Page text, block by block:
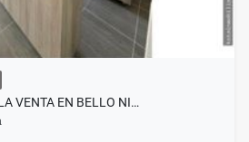
VENTA EN BELLO NI…